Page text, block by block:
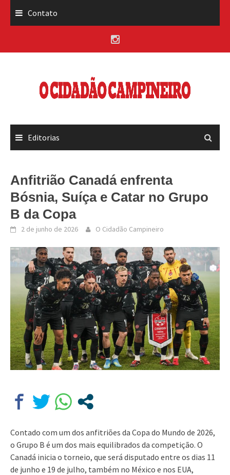
Contato
Editorias
Anfitrião Canadá enfrenta
Bósnia, Suíça e Catar no Grupo
B da Copa
2 de junho de 2026 O Cidadão Campineiro
Contado com um dos anfitriões da Copa do Mundo de 2026,
o Grupo B é um dos mais equilibrados da competição. O
Canadá inicia o torneio, que será disputado entre os dias 11
de junho e 19 de julho, também no México e nos EUA,